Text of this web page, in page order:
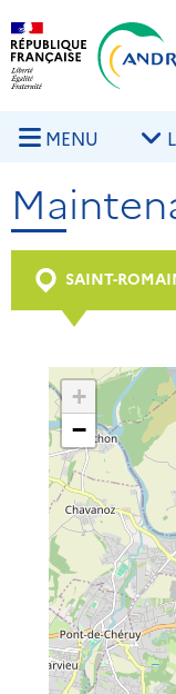
Aller au contenu
MENU
SAINT-
+
−